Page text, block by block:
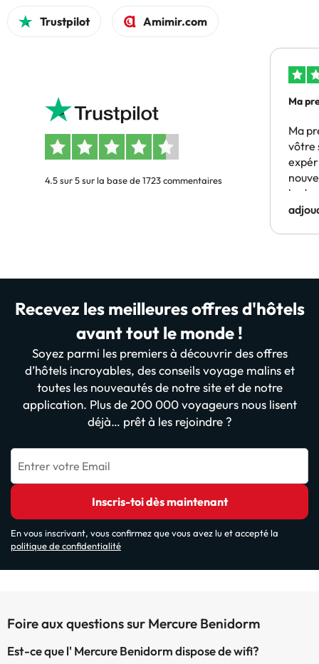
Trustpilot Amimir.com
4.5 sur 5 sur la base de 1723 commentaires
Ma
Ma
vôtre
Recevez les meilleures offres d'hôtels
avant tout le monde !
Soyez parmi les premiers à découvrir des offres
d’hôtels incroyables, des conseils voyage malins et
toutes les nouveautés de notre site et de notre
application. Plus de 200 000 voyageurs nous lisent
déjà… prêt à les rejoindre ?
Entrer votre Email
Inscris-toi dès maintenant
En vous inscrivant, vous confirmez que vous avez lu et accepté la
politique de confidentialité
Foire aux questions sur Mercure Benidorm
Est-ce que l' Mercure Benidorm dispose de wifi?